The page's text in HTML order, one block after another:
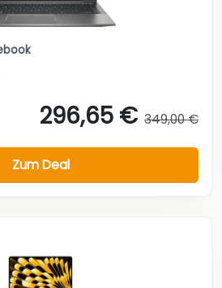
296,65 € 349,00 €
Zum Deal